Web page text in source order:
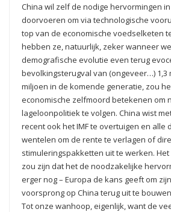
China wil zelf de nodige hervormingen
doorvoeren om via technologische
top van de economische voedselketen
hebben ze, natuurlijk, zeker wanneer
demografische evolutie even terug
bevolkingsterugval van (ongeveer…) 1,3
miljoen in de komende generatie, zou
economische zelfmoord betekenen om
lageloonpolitiek te volgen. China wist
recent ook het IMF te overtuigen en alle
wentelen om de rente te verlagen of
stimuleringspakketten uit te werken.
zou zijn dat het de noodzakelijke
erger nog – Europa de kans geeft om
voorsprong op China terug uit te
Tot onze wanhoop, eigenlijk, want de